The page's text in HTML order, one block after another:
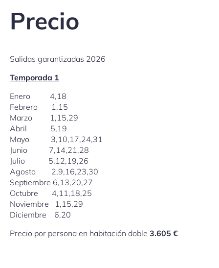
Precio
Salidas garantizadas 2026
Temporada 1
Enero 4,18
Febrero 1,15
Marzo 1,15,29
Abril 5,19
Mayo 3,10,17,24,31
Junio 7,14,21,28
Julio 5,12,19,26
Agosto 2,9,16,23,30
Septiembre 6,13,20,27
Octubre 4,11,18,25
Noviembre 1,15,29
Diciembre 6,20
Precio por persona en habitación doble 3.605 €